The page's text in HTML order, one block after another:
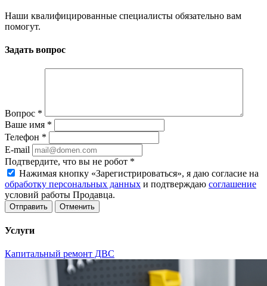
Наши квалифицированные специалисты обязательно вам
помогут.
Задать вопрос
Вопрос *
Ваше имя *
Телефон *
E-mail
Подтвердите, что вы не робот *
Нажимая кнопку «Зарегистрироваться», я даю согласие на
обработку персональных данных и подтверждаю соглашение
условий работы Продавца.
Отменить
Услуги
Капитальный ремонт ДВС